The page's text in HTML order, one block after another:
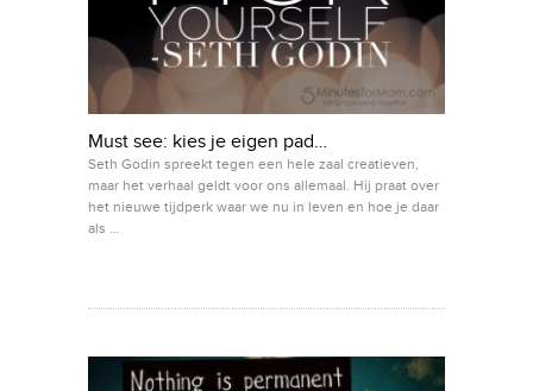
Must see: kies je eigen pad…
Seth Godin spreekt tegen een hele zaal creatieven,
maar het verhaal geldt voor ons allemaal. Hij praat over
het nieuwe tijdperk waar we nu in leven en hoe je daar
als …